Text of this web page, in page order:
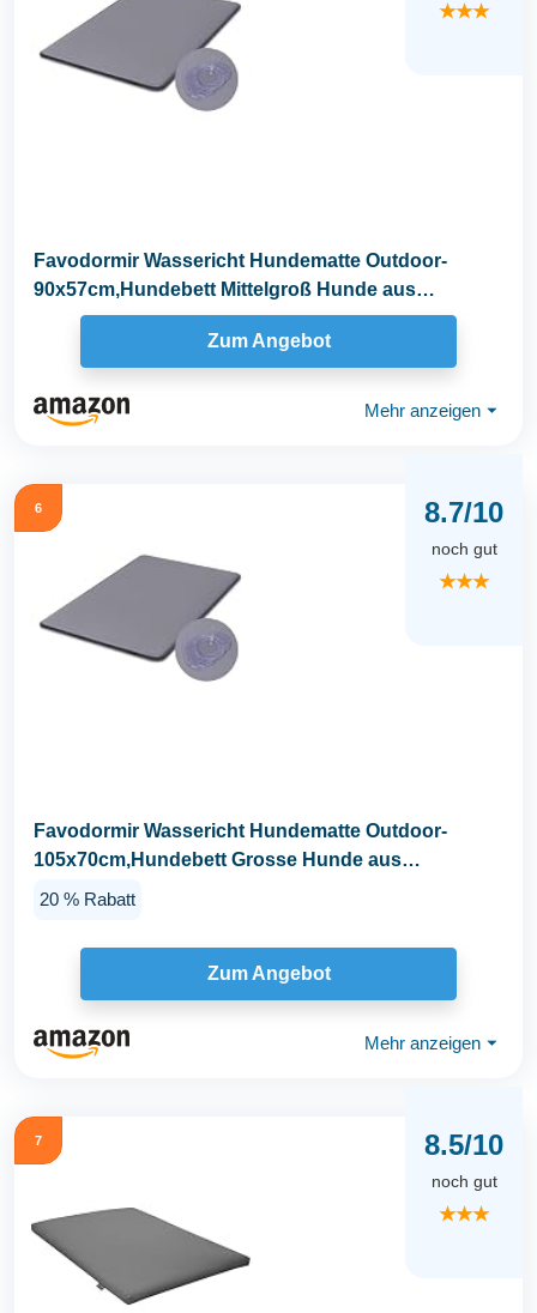
★★★
Favodormir Wassericht Hundematte Outdoor-
90x57cm,Hundebett Mittelgroß Hunde aus
Kunstleder,Einfach...
Zum Angebot
Mehr anzeigen ⏷
6 8.7/10
noch gut
★★★
Favodormir Wassericht Hundematte Outdoor-
105x70cm,Hundebett Grosse Hunde aus
Kunstleder,Einfach zu...
20 % Rabatt
Zum Angebot
Mehr anzeigen ⏷
7 8.5/10
noch gut
★★★